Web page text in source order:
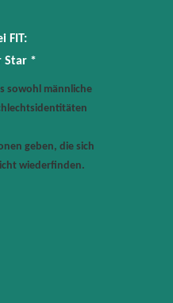
FIT:
Star *
sowohl männliche
geben, die sich
wiederfinden.